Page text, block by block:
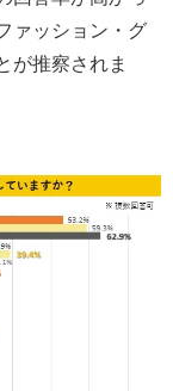
ァッション・グ
が推察されま